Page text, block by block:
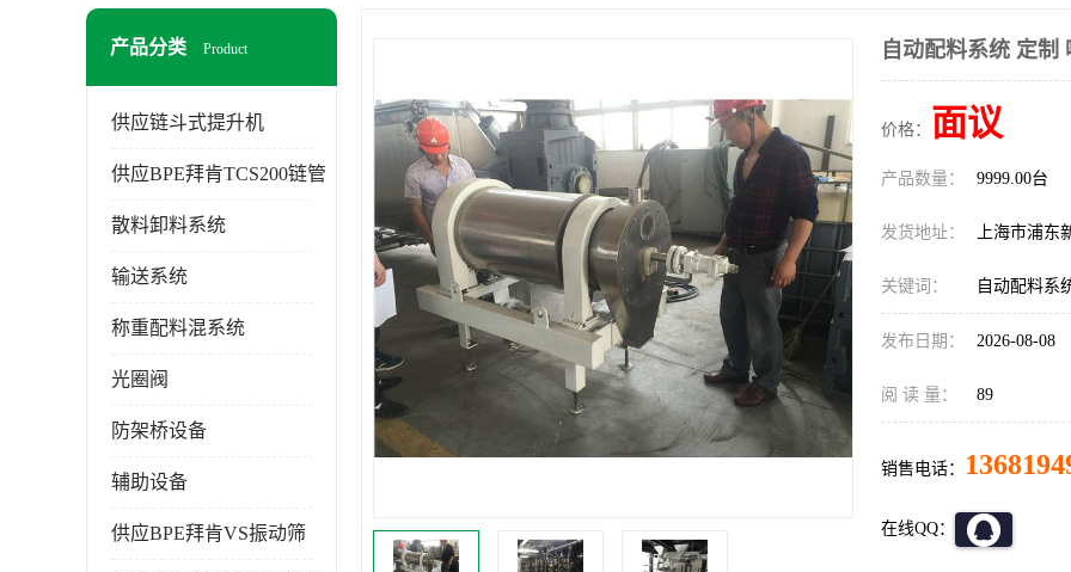
产品分类 Product
供应链斗式提升机
供应BPE拜肯TCS200链管
散料卸料系统
输送系统
称重配料混系统
光圈阀
防架桥设备
辅助设备
供应BPE拜肯VS振动筛
自动配料系统 定制
价格： 面议
产品数量： 9999.00台
发货地址： 上海市浦
关键词： 自动配料系
发布日期： 2026-08-08
阅 读 量： 89
销售电话：
在线QQ：